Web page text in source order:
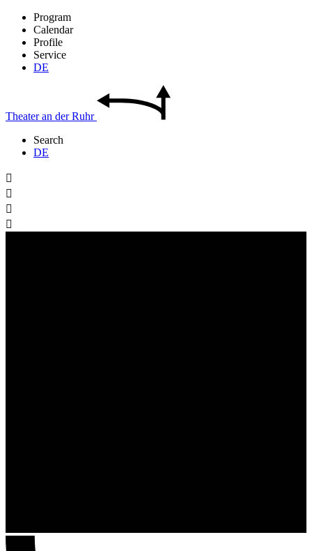
Program
Calendar
Profile
Service
DE
Theateran derRuhr
Search
DE



